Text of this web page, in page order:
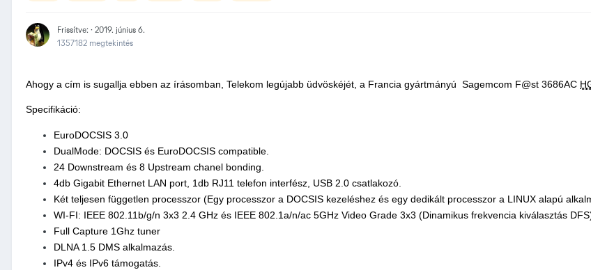
Frissítve: · 2019. június 6.
1357182 megtekintés
Ahogy a cím is sugallja ebben az írásomban, Telekom legújabb üdvöskéjét, a Francia gyártmányú Sagemcom F@st 3686AC
Specifikáció:
EuroDOCSIS 3.0
DualMode: DOCSIS és EuroDOCSIS compatible.
24 Downstream és 8 Upstream chanel bonding.
4db Gigabit Ethernet LAN port, 1db RJ11 telefon interfész, USB 2.0 csatlakozó.
Két teljesen független processzor (Egy processzor a DOCSIS kezeléshez és egy dedikált processzor a LINUX alapú
WI-FI: IEEE 802.11b/g/n 3x3 2.4 GHz és IEEE 802.1a/n/ac 5GHz Video Grade 3x3 (Dinamikus frekvencia kiválasztás
Full Capture 1Ghz tuner
DLNA 1.5 DMS alkalmazás.
IPv4 és IPv6 támogatás.